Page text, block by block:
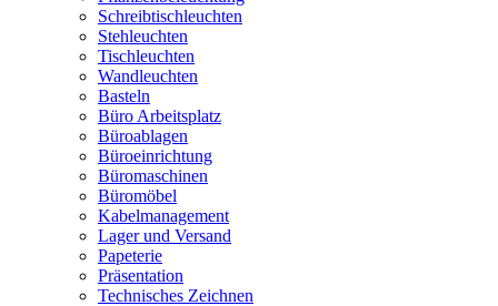
Schreibtischleuchten
Stehleuchten
Tischleuchten
Wandleuchten
Basteln
Büro Arbeitsplatz
Büroablagen
Büroeinrichtung
Büromaschinen
Büromöbel
Kabelmanagement
Lager und Versand
Papeterie
Präsentation
Technisches Zeichnen